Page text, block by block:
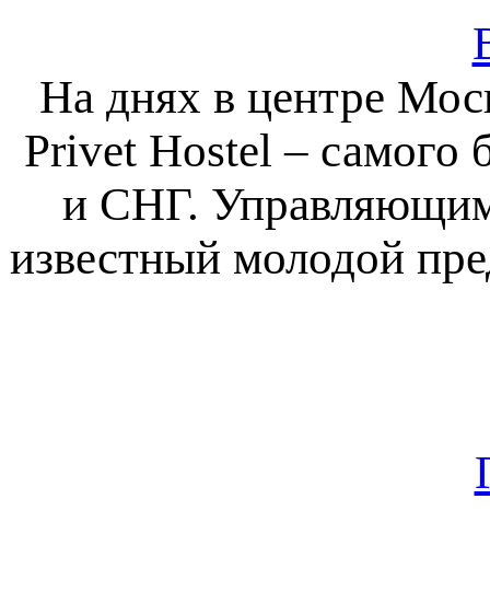
На днях в центре
Privet Hostel – самого
и СНГ.
известный молодой